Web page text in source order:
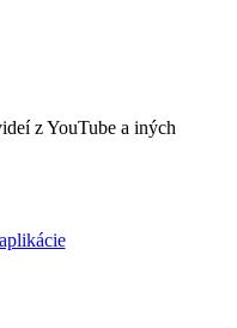
z YouTube a iných